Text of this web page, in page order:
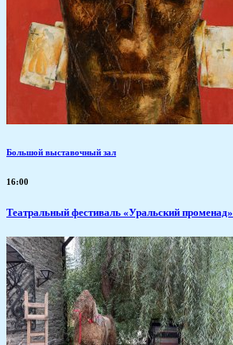
Большой выставочный зал
16:00
Театральный фестиваль «Уральский променад»